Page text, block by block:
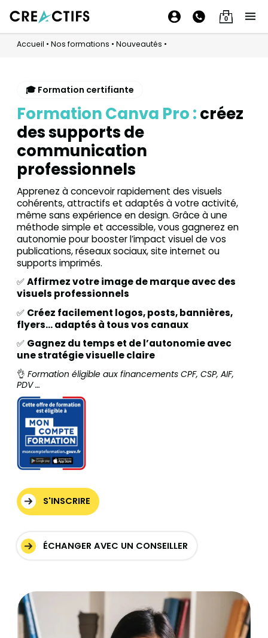
0
Accueil • Nos formations • Nouveautés •
🎓 Formation certifiante
Formation Canva Pro :créez
des supports de
communication
professionnels
Apprenez à concevoir rapidement des visuels
cohérents, attractifs et adaptés à votre activité,
même sans expérience en design. Grâce à une
méthode simple et accessible, vous gagnerez en
autonomie pour booster l’impact visuel de vos
publications, réseaux sociaux, site internet ou
supports imprimés.
✅Affirmez votre image de marque avec des
visuels professionnels
✅ Créez facilement logos, posts, bannières,
flyers… adaptés à tous vos canaux
✅ Gagnez du temps et de l’autonomie avec
une stratégie visuelle claire
👌 Formation éligible aux financements CPF, CSP, AIF,
PDV …
S'INSCRIRE
ÉCHANGER AVEC UN CONSEILLER